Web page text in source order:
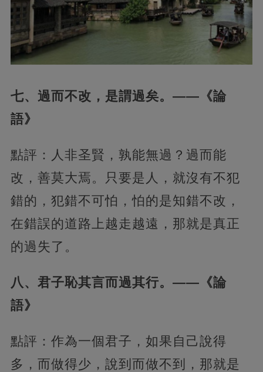
七、過而不改，是謂過矣。——《論
語》
點評：人非圣賢，孰能無過？過而能
改，善莫大焉。只要是人，就沒有不犯
錯的，犯錯不可怕，怕的是知錯不改，
在錯誤的道路上越走越遠，那就是真正
的過失了。
八、君子恥其言而過其行。——《論
語》
點評：作為一個君子，如果自己說得
多，而做得少，說到而做不到，那就是